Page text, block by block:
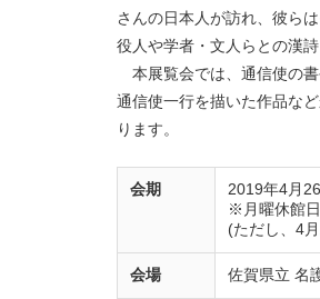
さんの日本人が訪れ、彼ら
役人や学者・文人らとの漢
本展覧会では、通信使の
通信使一行を描いた作品な
ります。
会期
2019年4月
※月曜休館日
(ただし、4
会場 佐賀県立 名